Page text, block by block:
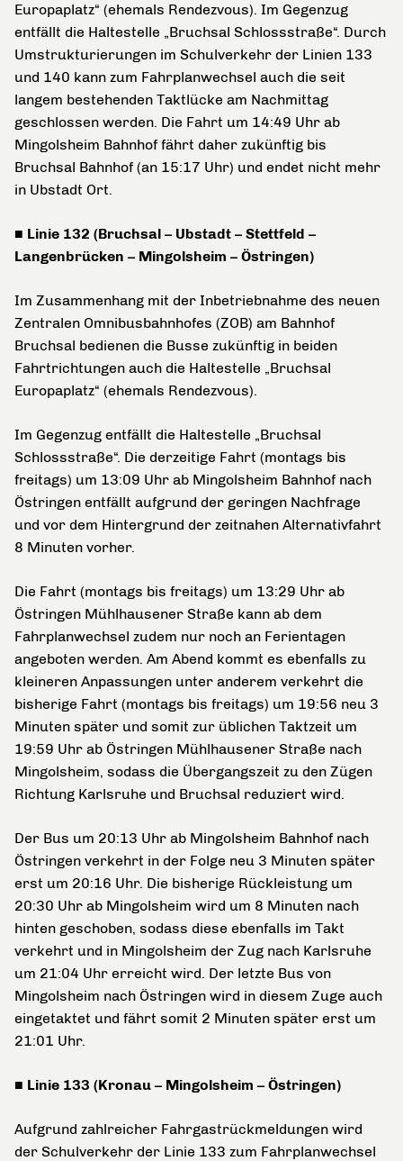
Europaplatz“ (ehemals Rendezvous). Im Gegenzug
entfällt die Haltestelle „Bruchsal Schlossstraße“. Durch
Umstrukturierungen im Schulverkehr der Linien 133
und 140 kann zum Fahrplanwechsel auch die seit
langem bestehenden Taktlücke am Nachmittag
geschlossen werden. Die Fahrt um 14:49 Uhr ab
Mingolsheim Bahnhof fährt daher zukünftig bis
Bruchsal Bahnhof (an 15:17 Uhr) und endet nicht mehr
in Ubstadt Ort.
■ Linie 132 (Bruchsal – Ubstadt – Stettfeld –
Langenbrücken – Mingolsheim – Östringen)
Im Zusammenhang mit der Inbetriebnahme des neuen
Zentralen Omnibusbahnhofes (ZOB) am Bahnhof
Bruchsal bedienen die Busse zukünftig in beiden
Fahrtrichtungen auch die Haltestelle „Bruchsal
Europaplatz“ (ehemals Rendezvous).
Im Gegenzug entfällt die Haltestelle „Bruchsal
Schlossstraße“. Die derzeitige Fahrt (montags bis
freitags) um 13:09 Uhr ab Mingolsheim Bahnhof nach
Östringen entfällt aufgrund der geringen Nachfrage
und vor dem Hintergrund der zeitnahen Alternativfahrt
8 Minuten vorher.
Die Fahrt (montags bis freitags) um 13:29 Uhr ab
Östringen Mühlhausener Straße kann ab dem
Fahrplanwechsel zudem nur noch an Ferientagen
angeboten werden. Am Abend kommt es ebenfalls zu
kleineren Anpassungen unter anderem verkehrt die
bisherige Fahrt (montags bis freitags) um 19:56 neu 3
Minuten später und somit zur üblichen Taktzeit um
19:59 Uhr ab Östringen Mühlhausener Straße nach
Mingolsheim, sodass die Übergangszeit zu den Zügen
Richtung Karlsruhe und Bruchsal reduziert wird.
Der Bus um 20:13 Uhr ab Mingolsheim Bahnhof nach
Östringen verkehrt in der Folge neu 3 Minuten später
erst um 20:16 Uhr. Die bisherige Rückleistung um
20:30 Uhr ab Mingolsheim wird um 8 Minuten nach
hinten geschoben, sodass diese ebenfalls im Takt
verkehrt und in Mingolsheim der Zug nach Karlsruhe
um 21:04 Uhr erreicht wird. Der letzte Bus von
Mingolsheim nach Östringen wird in diesem Zuge auch
eingetaktet und fährt somit 2 Minuten später erst um
21:01 Uhr.
■ Linie 133 (Kronau – Mingolsheim – Östringen)
Aufgrund zahlreicher Fahrgastrückmeldungen wird
der Schulverkehr der Linie 133 zum Fahrplanwechsel